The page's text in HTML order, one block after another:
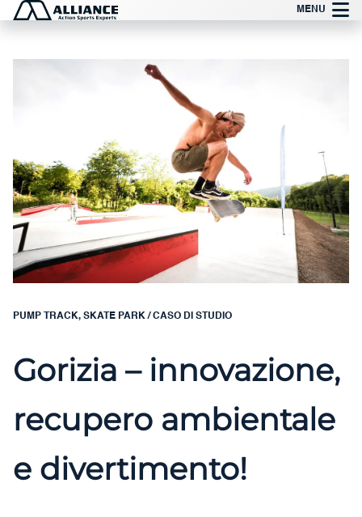
MENU
PUMP TRACK, SKATE PARK/CASO DI STUDIO
Gorizia – innovazione,
recupero ambientale
e divertimento!